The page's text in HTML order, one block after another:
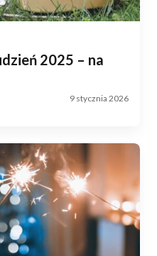
2025 – na
9 stycznia 2026